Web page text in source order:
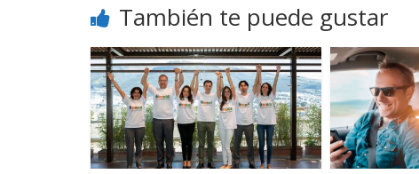
También te puede gustar